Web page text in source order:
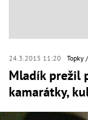
24.3.2015 11:20 Topky
Mladík prežil
kamarátky,